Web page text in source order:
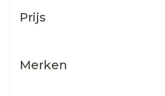
Prijs
Merken